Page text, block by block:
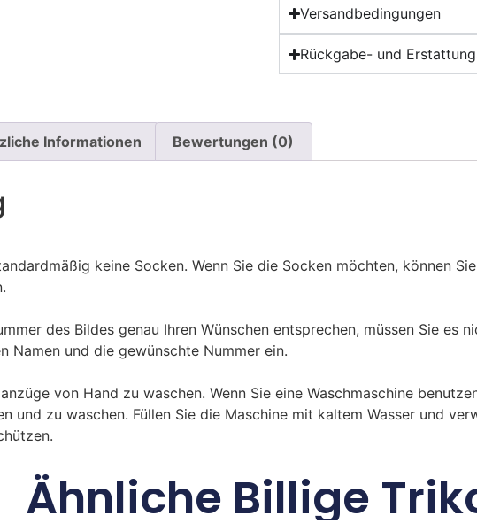
Versandbedingungen
Rückgabe- und
Informationen Bewertungen (0)
keine Socken. Wenn Sie die Socken möchten, können
des Bildes genau Ihren Wünschen entsprechen, müssen Sie es
Namen und die gewünschte Nummer ein.
von Hand zu waschen. Wenn Sie eine Waschmaschine
und zu waschen. Füllen Sie die Maschine mit kaltem Wasser und
Ähnliche Billige